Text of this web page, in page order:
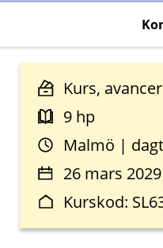
Kurs,
9 hp
Malmö |
26 mars
Kurskod: